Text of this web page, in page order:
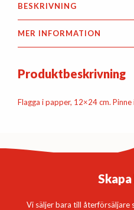
BESKRIVNING
MER INFORMATION
Produktbeskrivning
Flagga i papper, 12×24 cm.
Vi säljer bara till